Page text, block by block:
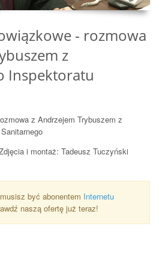
- rozmowa
z
Inspektoratu
z Andrzejem Trybuszem z
i montaż: Tadeusz Tuczyński
być abonentem Internetu
naszą ofertę już teraz!